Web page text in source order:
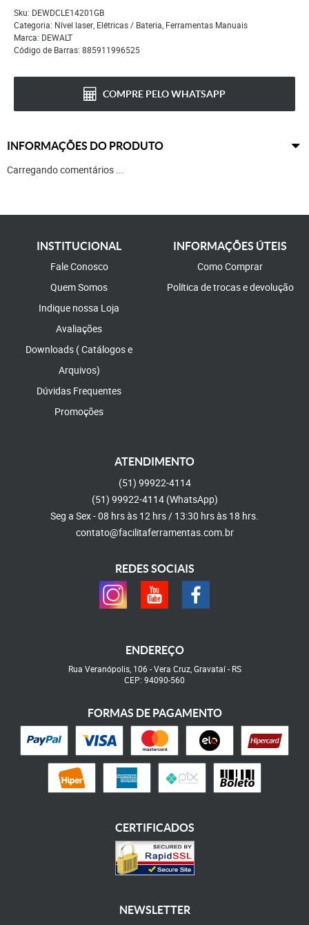
Sku: DEWDCLE14201GB
Categoria: Nível laser, Elétricas / Bateria, Ferramentas Manuais
Marca: DEWALT
Código de Barras: 885911996525
COMPRE PELO WHATSAPP
INFORMAÇÕES DO PRODUTO
Carregando comentários ...
INSTITUCIONAL
Fale Conosco
Quem Somos
Indique nossa Loja
Avaliações
Downloads ( Catálogos e
Arquivos)
Dúvidas Frequentes
Promoções
INFORMAÇÕES ÚTEIS
Como Comprar
Política de trocas e devolução
ATENDIMENTO
(51) 99922-4114
(51) 99922-4114 (WhatsApp)
Seg a Sex - 08 hrs às 12 hrs / 13:30 hrs às 18 hrs.
contato@facilitaferramentas.com.br
REDES SOCIAIS
ENDEREÇO
Rua Veranópolis, 106 -Vera Cruz, Gravataí- RS
CEP: 94090-560
FORMAS DE PAGAMENTO
CERTIFICADOS
NEWSLETTER